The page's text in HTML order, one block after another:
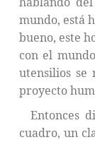
mundo, está
bueno, este
con el
utensilios se
proyecto
Entonces
cuadro, un